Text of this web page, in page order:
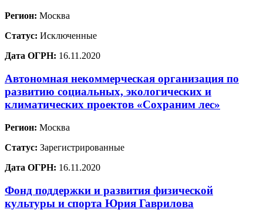
Регион: Москва
Статус: Исключенные
Дата ОГРН: 16.11.2020
Автономная некоммерческая организация по
развитию социальных, экологических и
климатических проектов «Сохраним лес»
Регион: Москва
Статус: Зарегистрированные
Дата ОГРН: 16.11.2020
Фонд поддержки и развития физической
культуры и спорта Юрия Гаврилова